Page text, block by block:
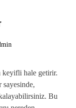
keyifli hale getirir.
sayesinde,
Bu